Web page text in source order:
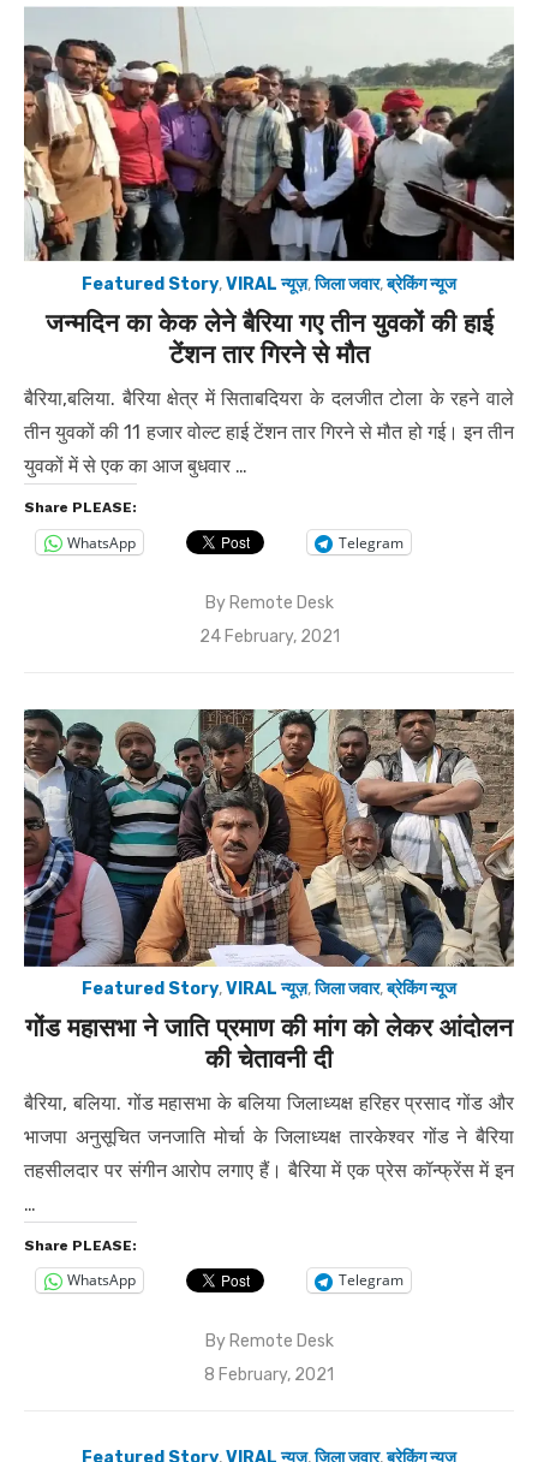
Featured Story,VIRAL न्यूज़,जिला जवार,ब्रेकिंग न्यूज
जन्मदिन का केक लेने बैरिया गए तीन युवकों की हाई
टेंशन तार गिरने से मौत
बैरिया,बलिया. बैरिया क्षेत्र में सिताबदियरा के दलजीत टोला के रहने वाले
तीन युवकों की 11 हजार वोल्ट हाई टेंशन तार गिरने से मौत हो गई। इन तीन
युवकों में से एक का आज बुधवार …
Share PLEASE:
WhatsApp Telegram
ByRemote Desk
Posted
24 February, 2021
Featured Story,VIRAL न्यूज़,जिला जवार,ब्रेकिंग न्यूज
गोंड महासभा ने जाति प्रमाण की मांग को लेकर आंदोलन
की चेतावनी दी
बैरिया, बलिया. गोंड महासभा के बलिया जिलाध्यक्ष हरिहर प्रसाद गोंड और
भाजपा अनुसूचित जनजाति मोर्चा के जिलाध्यक्ष तारकेश्वर गोंड ने बैरिया
तहसीलदार पर संगीन आरोप लगाए हैं। बैरिया में एक प्रेस कॉन्फ्रेंस में इन
…
Share PLEASE:
WhatsApp Telegram
By Remote Desk
Posted
8 February, 2021
Featured Story,VIRAL न्यूज़,जिला जवार,ब्रेकिंग न्यूज